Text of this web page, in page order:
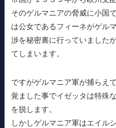
そのゲルマニアの脅威に小国
は公女であるフィーネがゲル
渉を秘密裏に行っていました
てしまいます。
ですがゲルマニア軍が捕らえ
覚ました事でイゼッタは特殊
を脱します。
しかしゲルマニア軍はエイル